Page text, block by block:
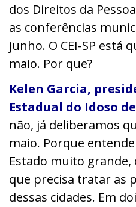
dos Direitos da
as conferências
junho. O CEI-SP está
maio. Por que?
Kelen Garcia,
Estadual do Idoso de
não, já deliberamos
maio. Porque
Estado muito grande,
que precisa tratar as
dessas cidades. Em